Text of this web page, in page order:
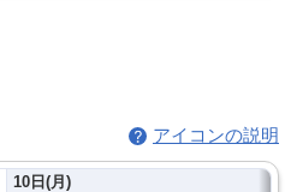
アイコンの説明
10日(月)